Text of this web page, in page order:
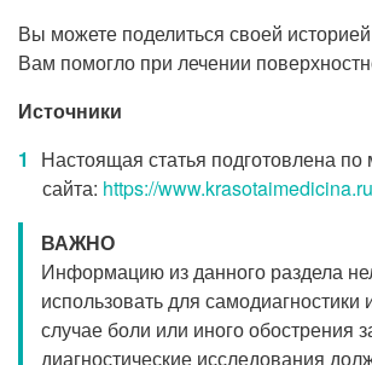
Вы можете поделиться своей
Вам помогло при лечении
Источники
Настоящая статья подготовлена
сайта: https://
ВАЖНО
Информацию из данного раздела
использовать для
случае боли или иного обострения
диагностические исследования